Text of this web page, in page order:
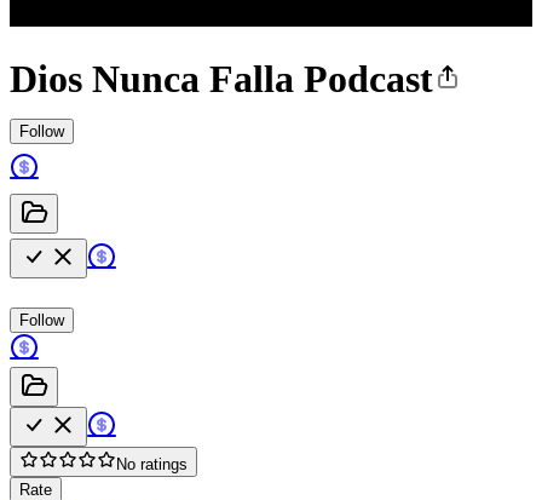
Dios Nunca Falla Podcast
Follow
Follow
No ratings
Rate